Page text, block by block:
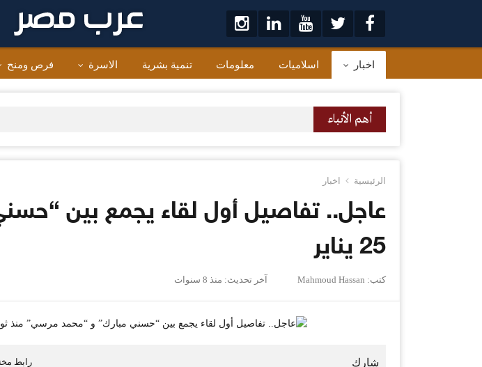
اخبار اسلاميات معلومات تنمية بشرية الاسرة فرص ومنح
أهم الأنباء
الرئيسية اخبار
عاجل.. تفاصيل أول لقاء يجمع بين
25 يناير
كتب: Mahmoud Hassan آخر تحديث: منذ 8 سنوات